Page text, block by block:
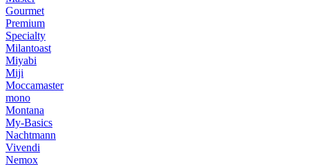
Gourmet
Premium
Specialty
Milantoast
Miyabi
Miji
Moccamaster
mono
Montana
My-Basics
Nachtmann
Vivendi
Nemox